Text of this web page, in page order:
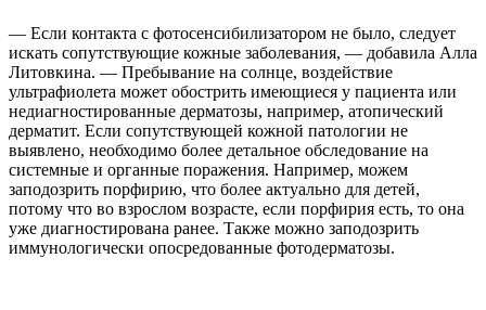
— Если контакта с фотосенсибилизатором не было, следует
искать сопутствующие кожные заболевания, — добавила Алла
Литовкина. — Пребывание на солнце, воздействие
ультрафиолета может обострить имеющиеся у пациента или
недиагностированные дерматозы, например, атопический
дерматит. Если сопутствующей кожной патологии не
выявлено, необходимо более детальное обследование на
системные и органные поражения. Например, можем
заподозрить порфирию, что более актуально для детей,
потому что во взрослом возрасте, если порфирия есть, то она
уже диагностирована ранее. Также можно заподозрить
иммунологически опосредованные фотодерматозы.